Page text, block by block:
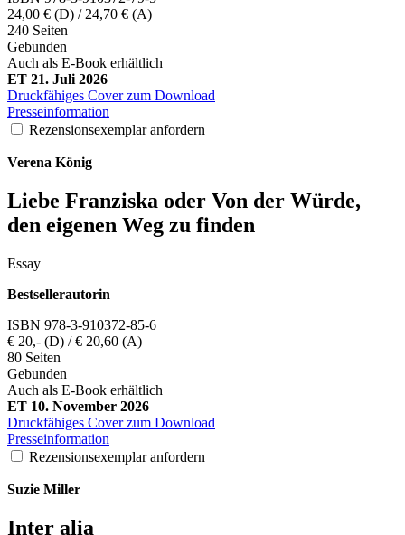
24,00 € (D) / 24,70 € (A)
240 Seiten
Gebunden
Auch als E-Book erhältlich
ET 21. Juli 2026
Druckfähiges Cover zum Download
Presseinformation
Rezensionsexemplar anfordern
Verena König
Liebe Franziska oder Von der Würde,
den eigenen Weg zu finden
Essay
Bestsellerautorin
ISBN 978-3-910372-85-6
€ 20,- (D) / € 20,60 (A)
80 Seiten
Gebunden
Auch als E-Book erhältlich
ET 10. November 2026
Druckfähiges Cover zum Download
Presseinformation
Rezensionsexemplar anfordern
Suzie Miller
Inter alia